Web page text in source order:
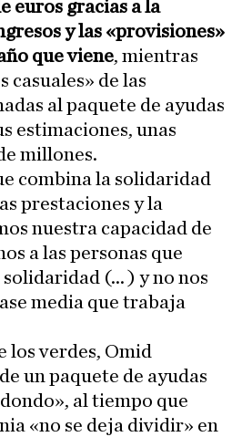
euros gracias a la
y las «provisiones»
que viene, mientras
casuales» de las
al paquete de ayudas
estimaciones, unas
millones.
combina la solidaridad
prestaciones y la
nuestra capacidad de
a las personas que
(... ) y no nos
media que trabaja
los verdes, Omid
un paquete de ayudas
al tiempo que
«no se deja dividir» en